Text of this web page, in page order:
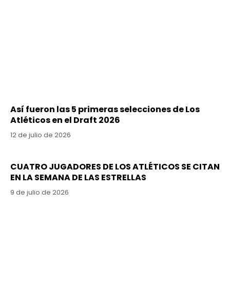
Así fueron las 5 primeras selecciones de Los
Atléticos en el Draft 2026
12 de julio de 2026
CUATRO JUGADORES DE LOS ATLÉTICOS SE CITAN
EN LA SEMANA DE LAS ESTRELLAS
9 de julio de 2026